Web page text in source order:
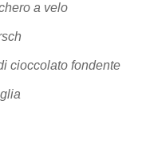
a velo
cioccolato fondente